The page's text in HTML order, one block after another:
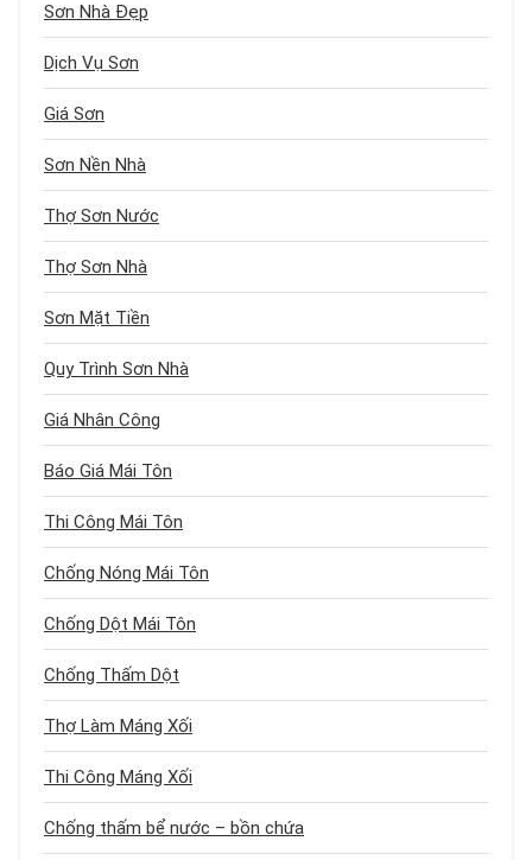
Sơn Nhà Đẹp
Dịch Vụ Sơn
Giá Sơn
Sơn Nền Nhà
Thợ Sơn Nước
Thợ Sơn Nhà
Sơn Mặt Tiền
Quy Trình Sơn Nhà
Giá Nhân Công
Báo Giá Mái Tôn
Thi Công Mái Tôn
Chống Nóng Mái Tôn
Chống Dột Mái Tôn
Chống Thấm Dột
Thợ Làm Máng Xối
Thi Công Máng Xối
Chống thấm bể nước – bồn chứa